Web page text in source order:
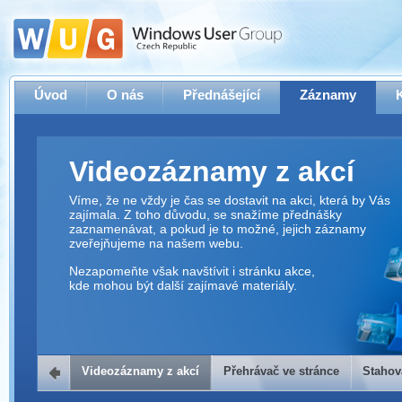
Úvod O nás Přednášející Záznamy
Videozáznamy z akcí
Víme, že ne vždy je čas se dostavit na akci, která by Vás
zajímala. Z toho důvodu, se snažíme přednášky
zaznamenávat, a pokud je to možné, jejich záznamy
zveřejňujeme na našem webu.
Nezapomeňte však navštívit i stránku akce,
kde mohou být další zajímavé materiály.
Přehrávač ve stránce
Videozáznamy z akcí Přehrávač ve stránce